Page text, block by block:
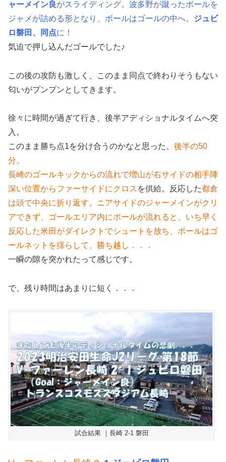
ャーメイン良がスライディング。波多野が蹴ったボールを
ジャメが詰める形となり、ボールはゴールの中へ。 ジュビ
ロ磐田、同点に！
気迫で押し込んだゴールでした♪
この後の攻防も激しく、このまま同点で終わりそうもない
匂いがプンプンとしてきます。
徐々に時間が過ぎて行き、後半アディショナルタイムへ突
入。
このまま勝ち点1を分け合うのかなと思った、 後半の50
分。
長崎のゴールキックからの流れで増山が右サイドの相手陣
深い位置からファーサイドにクロス を供給。反応した都倉
は頭で中央に折り返す。ニアサイドのジャーメインがクリ
アできず、ゴールエリア内にボールが流れると、いち早く
反応した米田がダイレクトでシュートを放ち、ボールはゴ
ールネットを揺らして、勝ち越し．．．
一瞬の隙を突かれたって感じです。
で、残り時間はあまりに短く．．．
試合結果 ｜長崎 2-1 磐田